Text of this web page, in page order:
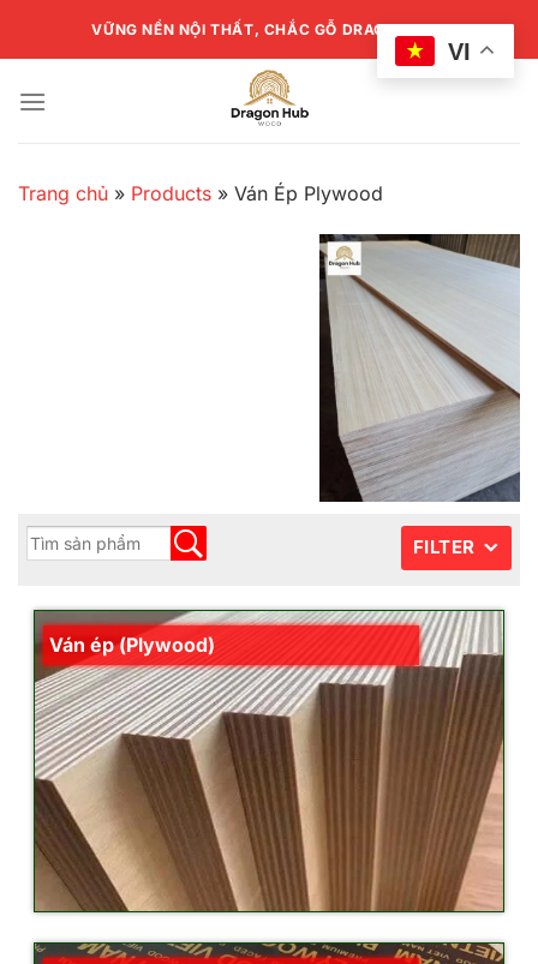
dung
VỮNG NỀN NỘI THẤT, CHẮC GỖ DRAGON HUB
Trang chủ » Products » Ván Ép Plywood
FILTER
Ván ép (Plywood)
VI